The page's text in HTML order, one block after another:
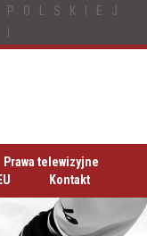
Prawa telewizyjne
Kontakt